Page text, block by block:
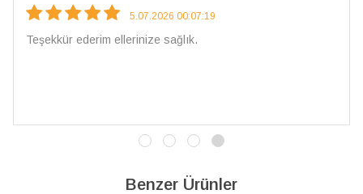
4.08.2026 16:27:03
Çarpıcı ve olağanüstü bir işçilikle hazırlanmış bir mücevher.
Benzer Ürünler